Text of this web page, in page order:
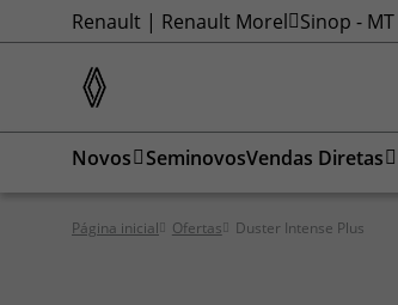
Renault | Renault Morel Sinop - MT
Novos SeminovosVendas Diretas
Página inicial Ofertas Duster Intense Plus